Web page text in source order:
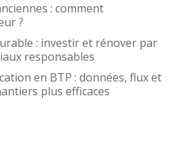
: comment
?
: investir et rénover par
responsables
en BTP : données, flux et
plus efficaces